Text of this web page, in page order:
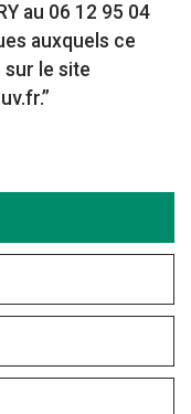
au 06 12 95 04
auxquels ce
sur le site